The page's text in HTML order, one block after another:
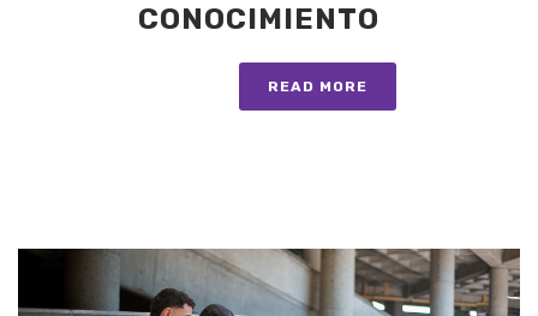
CONOCIMIENTO
READ MORE